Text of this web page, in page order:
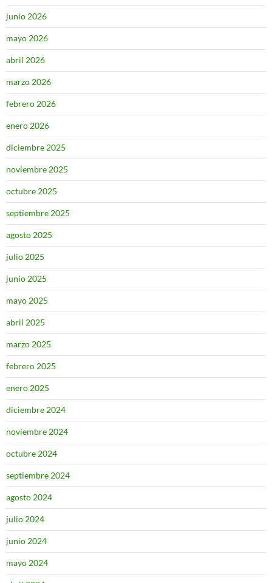
junio 2026
mayo 2026
abril 2026
marzo 2026
febrero 2026
enero 2026
diciembre 2025
noviembre 2025
octubre 2025
septiembre 2025
agosto 2025
julio 2025
junio 2025
mayo 2025
abril 2025
marzo 2025
febrero 2025
enero 2025
diciembre 2024
noviembre 2024
octubre 2024
septiembre 2024
agosto 2024
julio 2024
junio 2024
mayo 2024